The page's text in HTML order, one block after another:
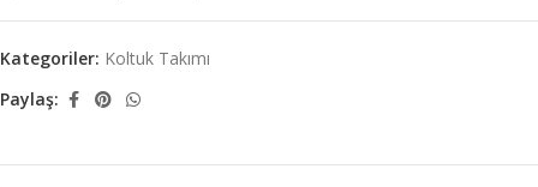
Kategoriler: Koltuk Takımı
Paylaş: